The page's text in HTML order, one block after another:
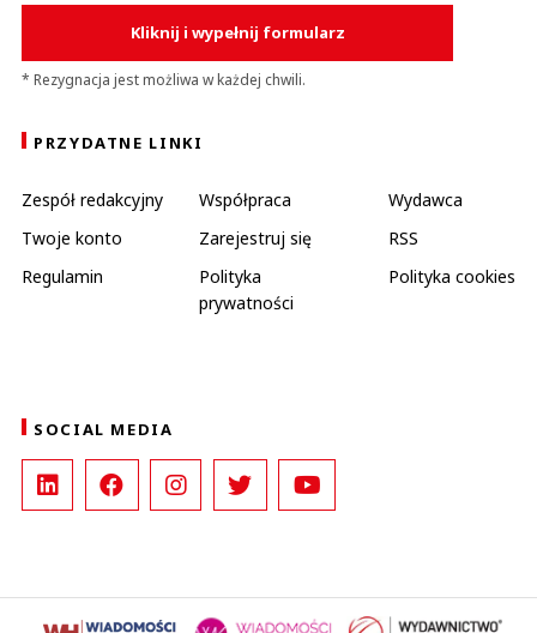
Kliknij i wypełnij formularz
* Rezygnacja jest możliwa w każdej chwili.
PRZYDATNE LINKI
Zespół redakcyjny Współpraca
Wydawca
Twoje konto
Zarejestruj się
RSS
Regulamin
Polityka
prywatności
Polityka cookies
SOCIAL MEDIA